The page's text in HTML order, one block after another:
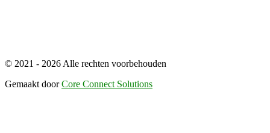
© 2021 - 2026 Alle rechten voorbehouden
Gemaakt doorCore Connect Solutions